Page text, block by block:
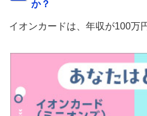
か？
イオンカードは、年収が100万